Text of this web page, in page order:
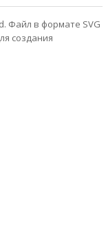
Файл в формате SVG
создания